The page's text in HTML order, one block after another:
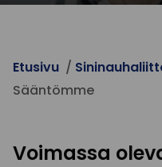
Etusivu
Sääntömme
Voimassa